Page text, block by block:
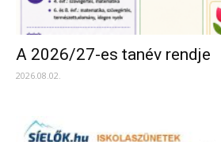
A 2026/27-es tanév rendje
2026.08.02.